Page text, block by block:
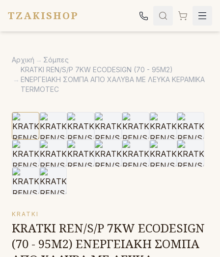
TZAKISHOP
Σόμπες
Ψησταριές
Εκκλησιαστικά
Σχετικά
Επικοινωνία
Καλέστε μας:
Αρχική → Σόμπες
→
KRATKI REN/S/P 7KW ECODESIGN (70 - 95M2)
ΕΝΕΡΓΕΙΑΚΗ ΣΟΜΠΑ ΑΠΟ ΧΑΛΥΒΑ ΜΕ ΛΕΥΚΑ ΚΕΡΑΜΙΚΑ
TERMOTEC
KRATKI
KRATKI REN/S/P 7KW ECODESIGN
(70 - 95M2) ΕΝΕΡΓΕΙΑΚΗ ΣΟΜΠΑ